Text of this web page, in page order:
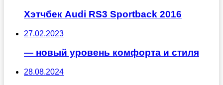
Хэтчбек Audi RS3 Sportback 2016
27.02.2023
— новый уровень комфорта и стиля
28.08.2024